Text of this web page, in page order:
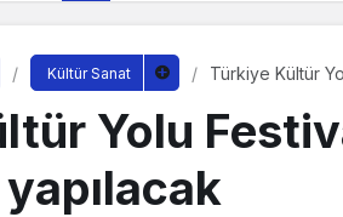
Kültür Sanat Türkiye Kültür
Yolu